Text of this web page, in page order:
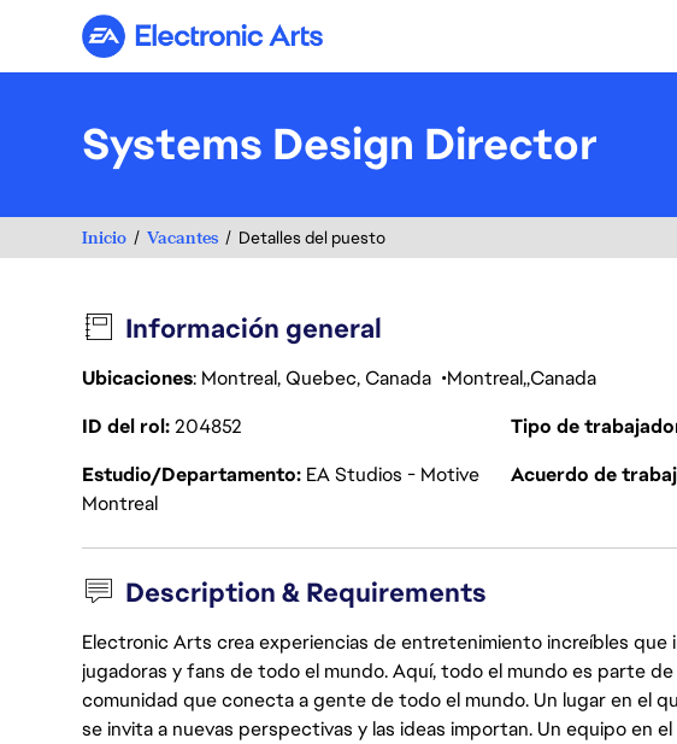
Electronic Arts
Systems Design Director
Inicio Vacantes Detalles del puesto
Información general
Ubicaciones: Montreal, Quebec, Canada Montreal Canada
ID del rol204852 Tipo de
Estudio/Departamento EA Studios - Motive
Montreal
Acuerdo de
Description & Requirements
Electronic Arts crea experiencias de entretenimiento increíbles que
jugadoras y fans de todo el mundo. Aquí, todo el mundo es parte
comunidad que conecta a gente de todo el mundo. Un lugar en el
se invita a nuevas perspectivas y las ideas importan. Un equipo en